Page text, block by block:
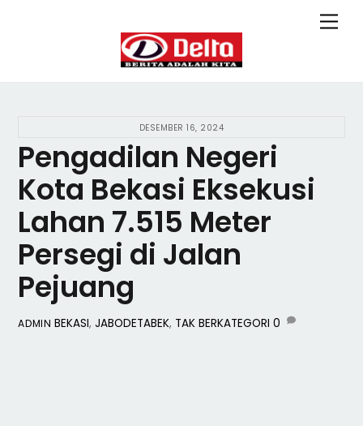
DESEMBER 16, 2024
Pengadilan Negeri
Kota Bekasi Eksekusi
Lahan 7.515 Meter
Persegi di Jalan
Pejuang
ADMIN BEKASI,JABODETABEK, TAK BERKATEGORI 0
To
Top